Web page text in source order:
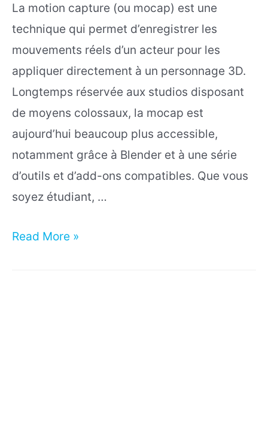
La motion capture (ou mocap) est une
technique qui permet d’enregistrer les
mouvements réels d’un acteur pour les
appliquer directement à un personnage 3D.
Longtemps réservée aux studios disposant
de moyens colossaux, la mocap est
aujourd’hui beaucoup plus accessible,
notamment grâce à Blender et à une série
d’outils et d’add-ons compatibles. Que vous
soyez étudiant, …
Les
Read More »